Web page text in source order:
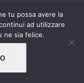
Reserved |Privacy
tu possa avere la
ad utilizzare
ne sia felice.